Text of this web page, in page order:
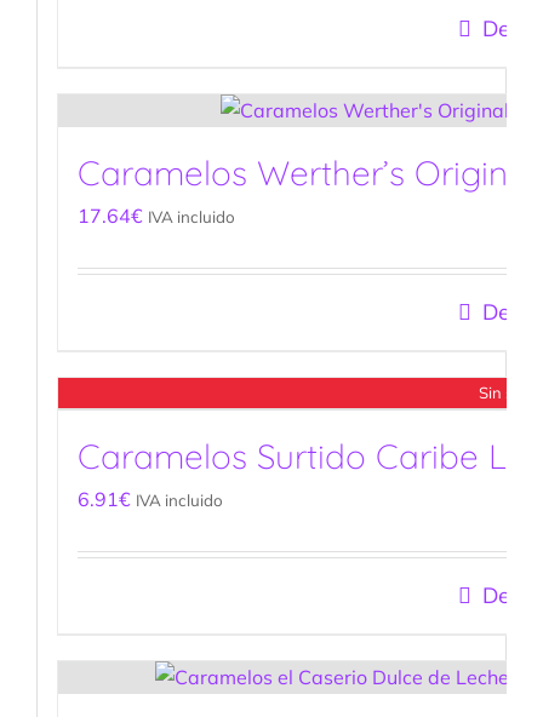
Caramelos Werther’s
17.64€ IVA incluido
Sin stock
Caramelos Surtido Caribe La
6.91€ IVA incluido